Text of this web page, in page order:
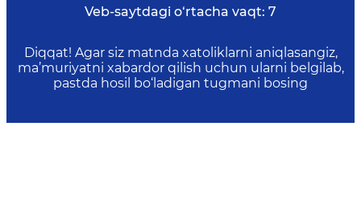
Veb-saytdagi o‘rtacha vaqt: 7
Diqqat! Agar siz matnda xatoliklarni aniqlasangiz,
ma’muriyatni xabardor qilish uchun ularni belgilab,
pastda hosil bo‘ladigan tugmani bosing